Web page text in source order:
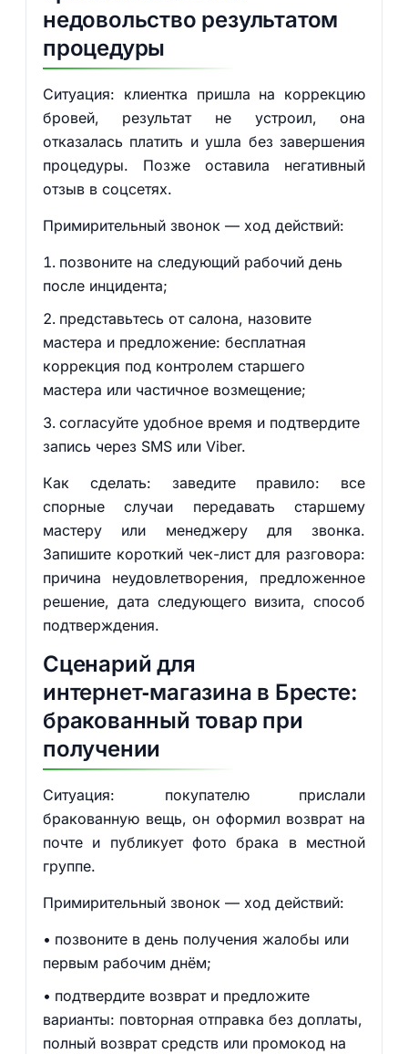
недовольство результатом
процедуры
Ситуация: клиентка пришла на коррекцию
бровей, результат не устроил, она
отказалась платить и ушла без завершения
процедуры. Позже оставила негативный
отзыв в соцсетях.
Примирительный звонок — ход действий:
позвоните на следующий рабочий день
после инцидента;
представьтесь от салона, назовите
мастера и предложение: бесплатная
коррекция под контролем старшего
мастера или частичное возмещение;
согласуйте удобное время и подтвердите
запись через SMS или Viber.
Как сделать: заведите правило: все
спорные случаи передавать старшему
мастеру или менеджеру для звонка.
Запишите короткий чек-лист для разговора:
причина неудовлетворения, предложенное
решение, дата следующего визита, способ
подтверждения.
Сценарий для
интернет‑магазина в Бресте:
бракованный товар при
получении
Ситуация: покупателю прислали
бракованную вещь, он оформил возврат на
почте и публикует фото брака в местной
группе.
Примирительный звонок — ход действий:
позвоните в день получения жалобы или
первым рабочим днём;
подтвердите возврат и предложите
варианты: повторная отправка без доплаты,
полный возврат средств или промокод на